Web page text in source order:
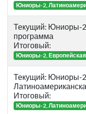
Юниоры-2,
Текущий: Юниоры-
программа
Итоговый:
Юниоры-2,
Текущий: Юниоры-2,
Итоговый:
Юниоры-2,